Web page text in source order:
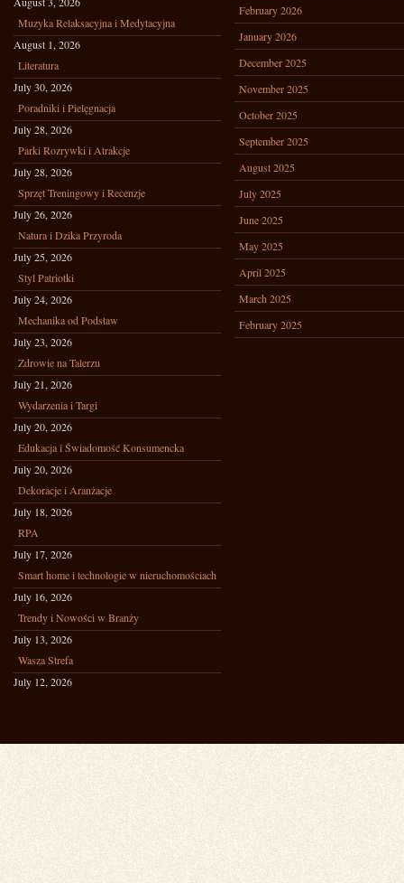
Muzyka Relaksacyjna i Medytacyjna
August 1, 2026
Literatura
July 30, 2026
Poradniki i Pielęgnacja
July 28, 2026
Parki Rozrywki i Atrakcje
July 28, 2026
Sprzęt Treningowy i Recenzje
July 26, 2026
Natura i Dzika Przyroda
July 25, 2026
Styl Patriotki
July 24, 2026
Mechanika od Podstaw
July 23, 2026
Zdrowie na Talerzu
July 21, 2026
Wydarzenia i Targi
July 20, 2026
Edukacja i Świadomość Konsumencka
July 20, 2026
Dekoracje i Aranżacje
July 18, 2026
RPA
July 17, 2026
Smart home i technologie w nieruchomościach
July 16, 2026
Trendy i Nowości w Branży
July 13, 2026
Wasza Strefa
July 12, 2026
February 2026
January 2026
December 2025
November 2025
October 2025
September 2025
August 2025
July 2025
June 2025
May 2025
April 2025
March 2025
February 2025